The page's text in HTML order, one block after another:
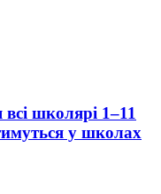
школярі 1–11
у школах